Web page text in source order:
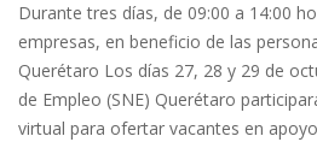
Durante tres días, de 09:00 a 14:00
empresas, en beneficio de las
Querétaro Los días 27, 28 y 29 de
de Empleo (SNE) Querétaro
virtual para ofertar vacantes en